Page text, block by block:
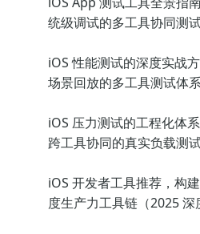
统级调试的多工具协同测
iOS 性能测试的深度实战
场景回放的多工具测试体
iOS 压力测试的工程化体
跨工具协同的真实负载测
iOS 开发者工具推荐，构
度生产力工具链（2025 深